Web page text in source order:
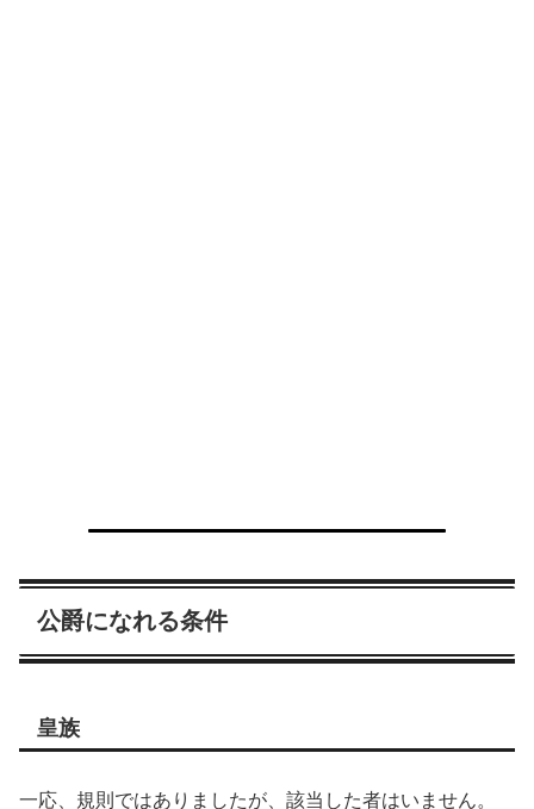
公爵になれる条件
皇族
一応、規則ではありましたが、該当した者はいません。